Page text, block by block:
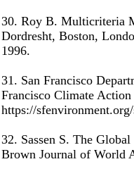
30. Roy B. Multicriteria
Dordresht, Boston,
1996.
31. San Francisco
Francisco Climate Action
https://
32. Sassen S. The
Brown Journal of World